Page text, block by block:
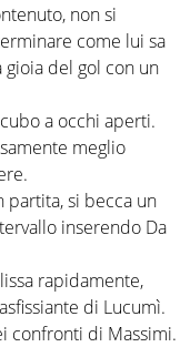
non si
come lui sa
gioia del gol con un
a occhi aperti.
meglio
partita, si becca un
inserendo Da
rapidamente,
di Lucumì.
confronti di Massimi.